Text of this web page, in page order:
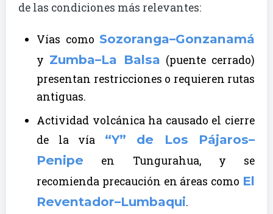
de las condiciones más relevantes:
Vías como Sozoranga–Gonzanamá
y Zumba–La Balsa (puente cerrado)
presentan restricciones o requieren rutas
antiguas.
Actividad volcánica ha causado el cierre
de la vía “Y” de Los Pájaros–
Penipe en Tungurahua, y se
recomienda precaución en áreas como El
Reventador–Lumbaqui.